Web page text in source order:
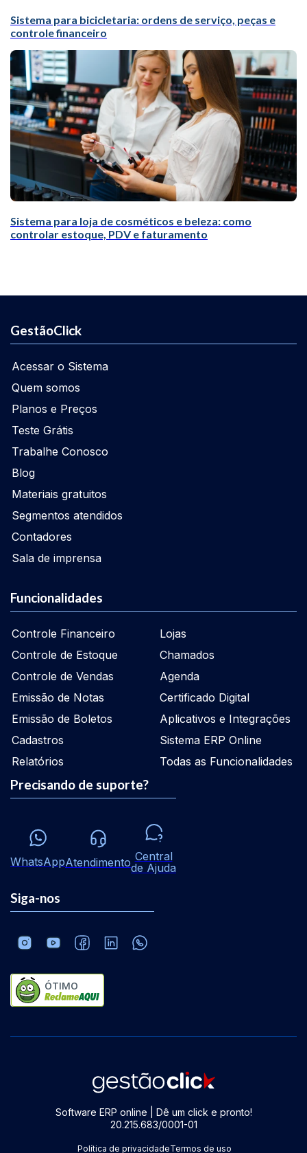
Sistema para bicicletaria: ordens de serviço, peças e
controle financeiro
Sistema para loja de cosméticos e beleza: como
controlar estoque, PDV e faturamento
GestãoClick
Acessar o Sistema
Quem somos
Planos e Preços
Teste Grátis
Trabalhe Conosco
Blog
Materiais gratuitos
Segmentos atendidos
Contadores
Sala de imprensa
Funcionalidades
Controle Financeiro
Controle de Estoque
Controle de Vendas
Emissão de Notas
Emissão de Boletos
Cadastros
Relatórios
Lojas
Chamados
Agenda
Certificado Digital
Aplicativos e Integrações
Sistema ERP Online
Todas as Funcionalidades
Precisando de suporte?
WhatsAppAtendimento Central
de Ajuda
Siga-nos
ÓTIMO
Software ERP online | Dê um click e pronto!
20.215.683/0001-01
Política de privacidadeTermos de uso